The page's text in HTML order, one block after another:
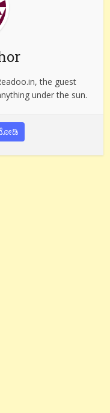
the guest
under the sun.
ನೋಡಿ